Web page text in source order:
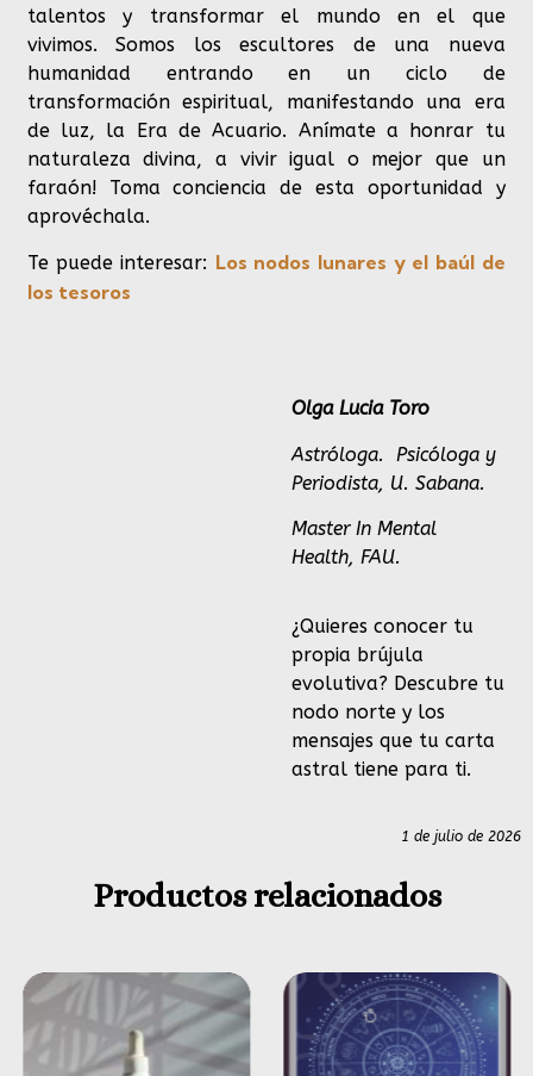
talentos y transformar el mundo en el que
vivimos. Somos los escultores de una nueva
humanidad entrando en un ciclo de
transformación espiritual, manifestando una era
de luz, la Era de Acuario. Anímate a honrar tu
naturaleza divina, a vivir igual o mejor que un
faraón!
Toma conciencia
de esta oportunidad y
aprovéchala.
Te puede interesar: Los nodos lunares y el baúl de
los tesoros
Olga Lucia Toro
Astróloga. Psicóloga y
Periodista, U. Sabana.
Master In Mental
Health, FAU.
¿Quieres conocer tu
propia brújula
evolutiva? Descubre tu
nodo norte y los
mensajes que tu carta
astral tiene para ti.
1 de julio de 2026
Productos relacionados